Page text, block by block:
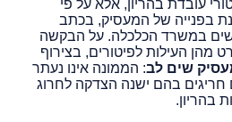
עובדת בהריון, אלא על פי
בפנייה של המעסיק, בכתב
במשרד הכלכלה. על הבקשה
מהן העילות לפיטורים, בצירוף
שים לב: הממונה אינו נעתר
בהם ישנה הצדקה לחרוג
בהריון.